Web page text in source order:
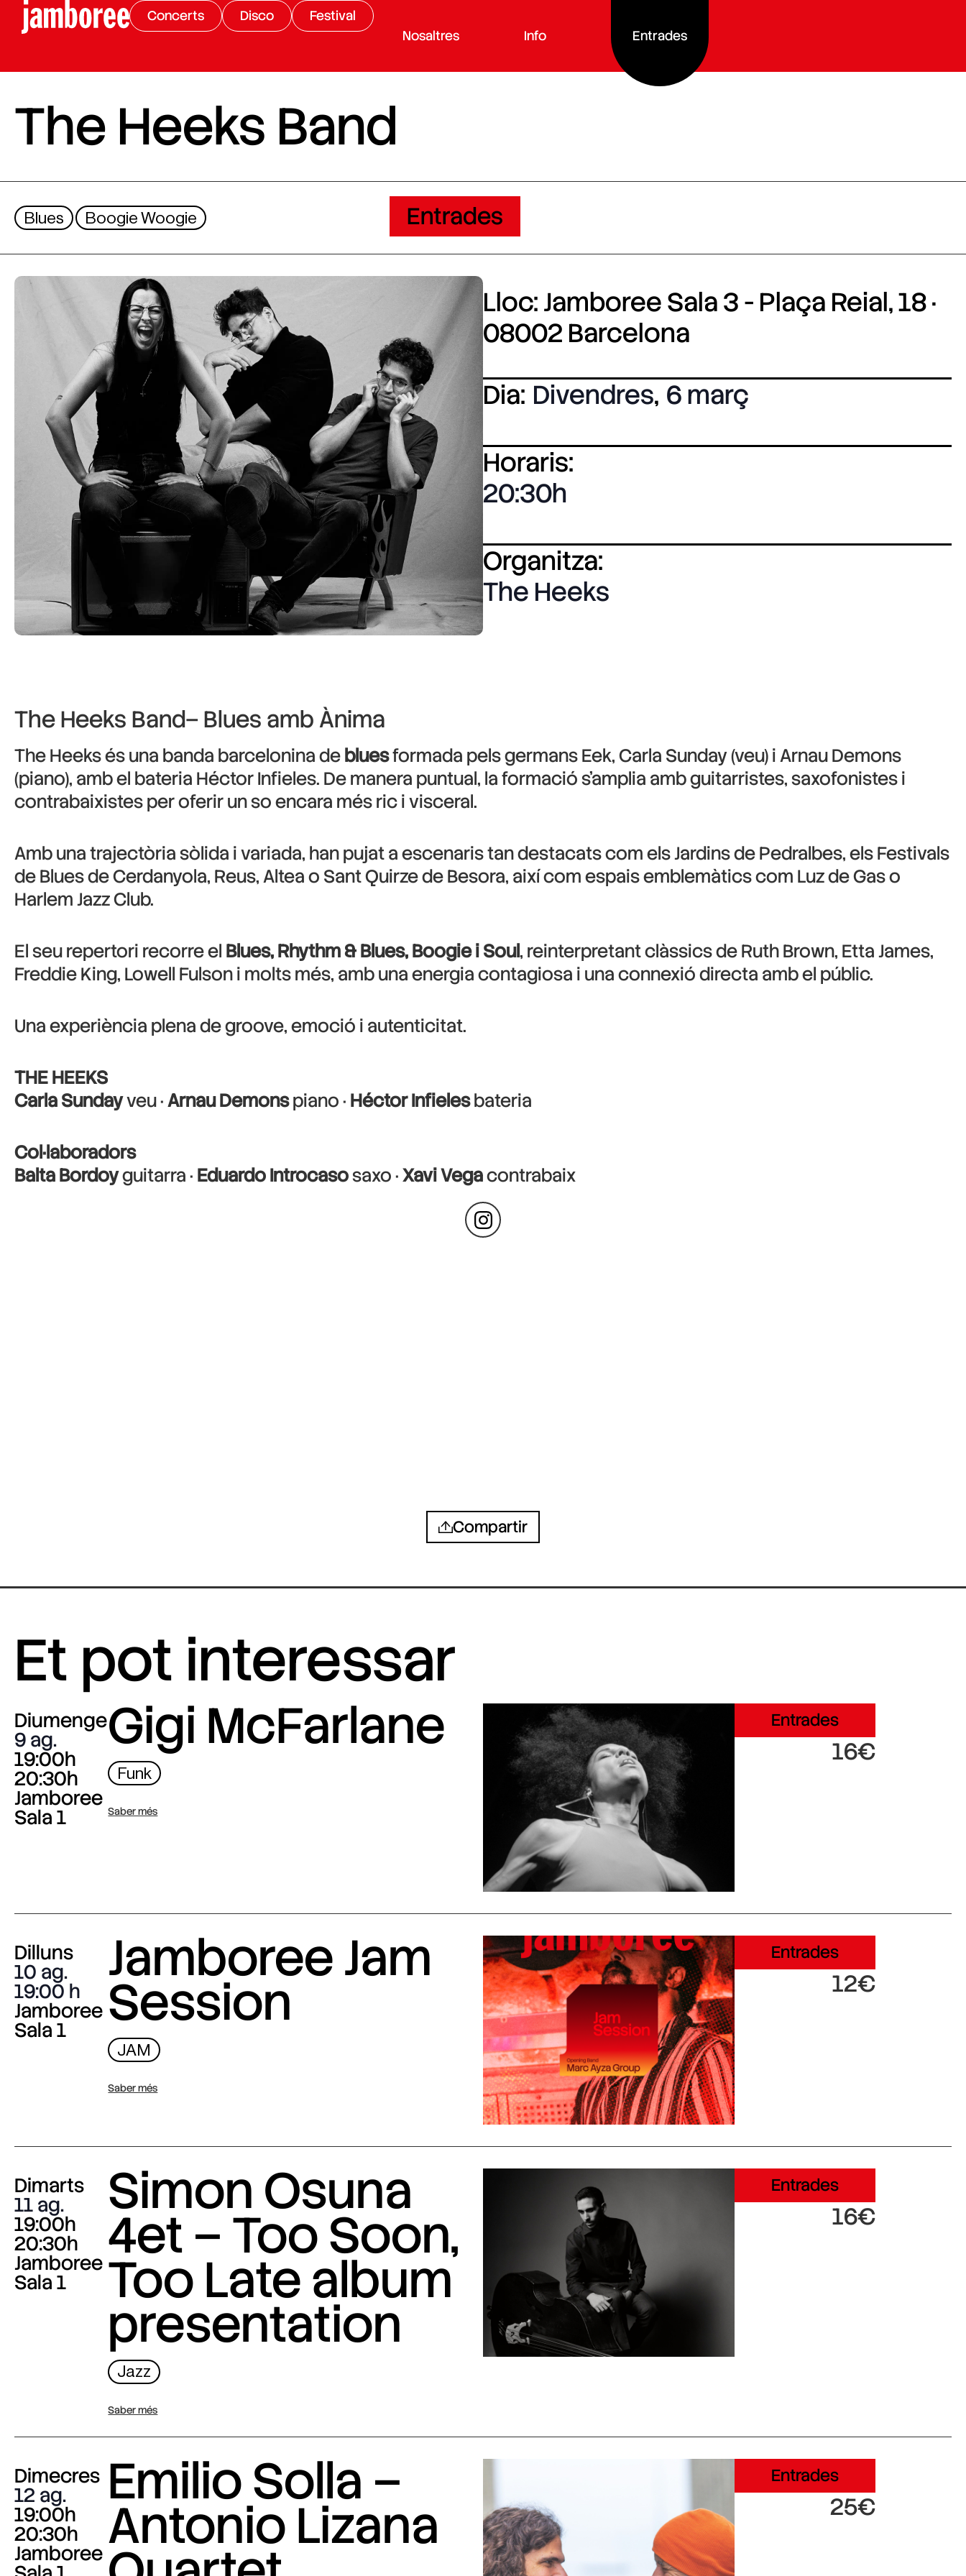
Concerts Disco
Festival
Nosaltres
Info Entrades
The Heeks Band
Blues Boogie Woogie Entrades
Lloc: Jamboree Sala 3 - Plaça Reial, 18 ·
08002 Barcelona
Dia: Divendres, 6 març
Horaris:
20:30
Organitza:
The Heeks
The Heeks Band– Blues amb Ànima
The Heeks és una banda barcelonina debluesformada pels germans Eek, Carla Sunday (veu) i Arnau Demons
(piano), amb el bateria Héctor Infieles. De manera puntual, la formació s’amplia amb guitarristes, saxofonistes i
contrabaixistes per oferir un so encara més ric i visceral.
Amb una trajectòria sòlida i variada, han pujat a escenaris tan destacats com els Jardins de Pedralbes, els Festivals
de Blues de Cerdanyola, Reus, Altea o Sant Quirze de Besora, així com espais emblemàtics com Luz de Gas o
Harlem Jazz Club.
El seu repertori recorre el Blues, Rhythm & Blues, Boogie i Soul, reinterpretant clàssics de Ruth Brown, Etta James,
Freddie King, Lowell Fulson i molts més, amb una energia contagiosa i una connexió directa amb el públic.
Una experiència plena de groove, emoció i autenticitat.
THE HEEKS
Carla Sundayveu ·Arnau Demonspiano · Héctor Infielesbateria
Col·laboradors
Balta Bordoyguitarra · Eduardo Introcasosaxo ·Xavi Vegacontrabaix
Compartir
Et pot interessar
Diumenge
9 ag.
19:00h
20:30h
Jamboree
Sala 1
Gigi McFarlane
Funk
Saber més
Entrades
16€
Dilluns
10 ag.
19:00
Jamboree
Sala 1
Jamboree Jam
Session
JAM
Saber més
Entrades
12€
Dimarts
11 ag.
19:00h
20:30h
Jamboree
Sala 1
Simon Osuna
4et – Too Soon,
Too Late album
presentation
Jazz
Saber més
Entrades
16€
Dimecres
12 ag.
19:00h
20:30h
Jamboree
Emilio Solla –
Antonio Lizana
Entrades
25€